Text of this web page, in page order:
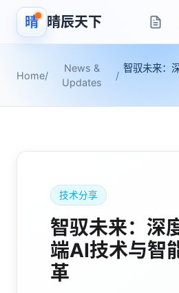
晴 晴辰天下
Home/
News &
Updates
/
智驭未来：
技术分享
智驭未来：深
端AI技术与智
革